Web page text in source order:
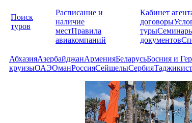
Поиск
туров
Расписание и
наличие
местПравила
авиакомпаний
Кабинет
договоры
туры
документов
АбхазияАзербайджанАрменияБеларусьБосния и
круизыОАЭОманРоссияСейшелыСербия